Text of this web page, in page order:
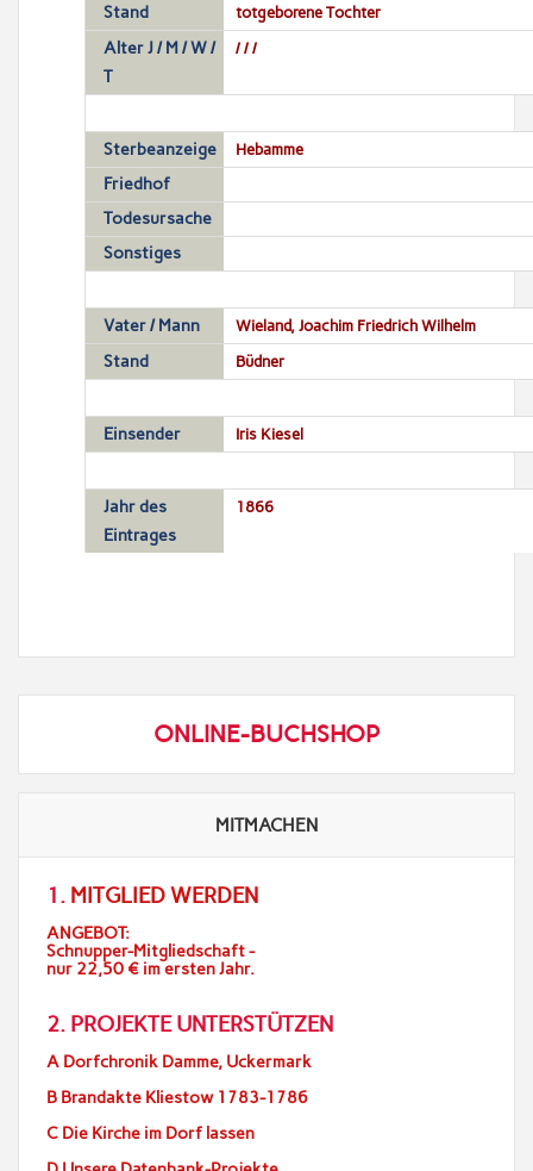
Stand totgeborene Tochter
Alter J / M / W /
T
/ / /
Sterbeanzeige Hebamme
Friedhof
Todesursache
Sonstiges
Vater / Mann Wieland, Joachim Friedrich Wilhelm
Stand Büdner
Einsender Iris Kiesel
Jahr des
Eintrages
1866
ONLINE-BUCHSHOP
MITMACHEN
1. MITGLIED WERDEN
ANGEBOT:
Schnupper-Mitgliedschaft -
nur 22,50 € im ersten Jahr.
2. PROJEKTE UNTERSTÜTZEN
A Dorfchronik Damme, Uckermark
B Brandakte Kliestow 1783-1786
C Die Kirche im Dorf lassen